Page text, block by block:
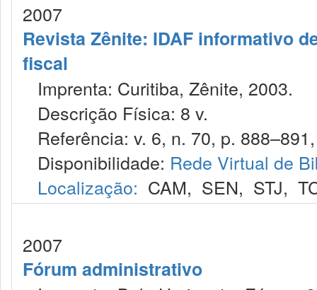
2007
Revista Zênite: IDAF informativo
fiscal
Imprenta: Curitiba, Zênite, 2003.
Descrição Física: 8 v.
Referência: v. 6, n. 70, p.
Disponibilidade: Rede Virtual de
Localização: CAM, SEN, STJ,
2007
Fórum administrativo